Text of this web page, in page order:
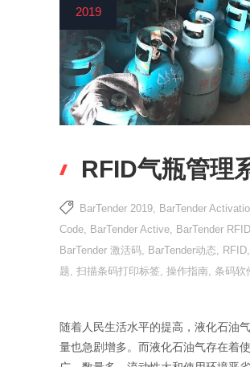
2019
RFID气瓶管理
BarTender 2019
BarTender
Code
BarTender Active BarTender RFID
BarTender 激活码
BarTender动态 RFID
题 扫描条码打印标签 操作指南 条码软
随着人民生活水平的提高，液化石油
量也急剧增多。而液化石油气存在着